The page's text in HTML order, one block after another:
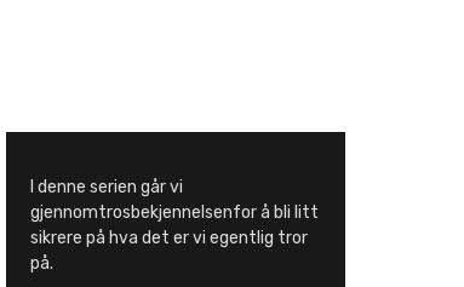
I denne serien går vi
gjennomtrosbekjennelsenfor å bli litt
sikrere på hva det er vi egentlig tror
på.